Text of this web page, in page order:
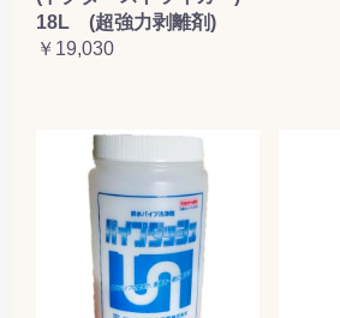
18L (超強力剥離剤)
￥19,030